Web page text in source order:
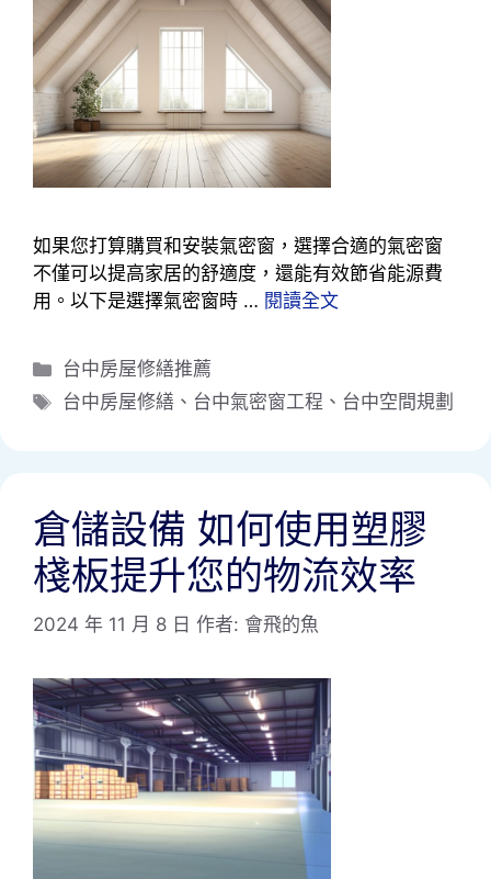
如果您打算購買和安裝氣密窗，選擇合適的氣密窗
不僅可以提高家居的舒適度，還能有效節省能源費
用。以下是選擇氣密窗時 … 閱讀全文
分
類
台中房屋修繕推薦
標
台中房屋修繕 、 台中氣密窗工程 、 台中空間規劃
倉儲設備 如何使用塑膠
棧板提升您的物流效率
2024 年 11 月 8 日 作者: 會飛的魚